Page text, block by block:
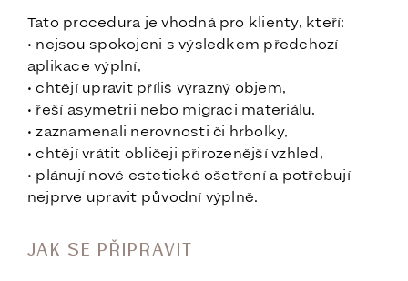
Tato procedura je vhodná pro klienty, kteří:
• nejsou spokojeni s výsledkem předchozí
aplikace výplní,
• chtějí upravit příliš výrazný objem,
• řeší asymetrii nebo migraci materiálu,
• zaznamenali nerovnosti či hrbolky,
• chtějí vrátit obličeji přirozenější vzhled,
• plánují nové estetické ošetření a potřebují
nejprve upravit původní výplně.
JAK SE PŘIPRAVIT